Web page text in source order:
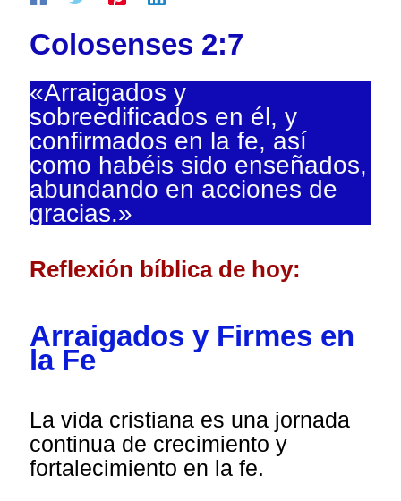
Colosenses 2:7
«Arraigados y
sobreedificados en él, y
confirmados en la fe, así
como habéis sido enseñados,
abundando en acciones de
gracias.»
Reflexión bíblica de hoy:
Arraigados y Firmes en
la Fe
La vida cristiana es una jornada
continua de crecimiento y
fortalecimiento en la fe.